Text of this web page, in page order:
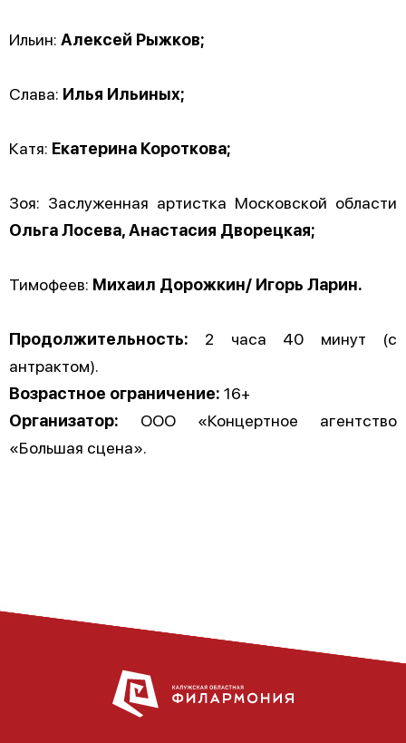
Ильин: Алексей Рыжков;
Слава: Илья Ильиных;
Катя: Екатерина Короткова;
Зоя: Заслуженная артистка Московской области
Ольга Лосева, Анастасия Дворецкая;
Тимофеев: Михаил Дорожкин/ Игорь Ларин.
Продолжительность: 2 часа 40 минут (с
антрактом).
Возрастное ограничение: 16+
Организатор: ООО «Концертное агентство
«Большая сцена».